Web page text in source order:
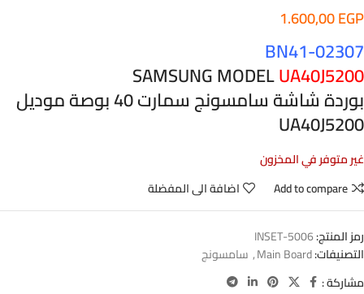
1.600,00EGP
BN41-02307
SAMSUNG MODELUA40J5200
بوردة شاشة سامسونج سمارت 40 بوصة موديل
UA40J5200
غير متوفر في المخزون
Add to compare
اضافة الى المفضلة
رمز المنتج:5006-INSET
التصنيفات:Main Board
, سامسونج
مشاركة :